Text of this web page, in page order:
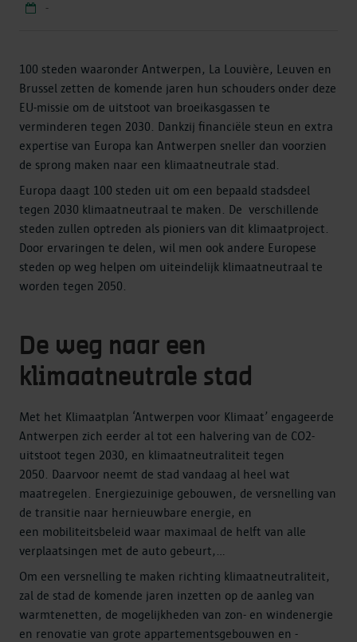
-
100 steden waaronder Antwerpen, La Louvière, Leuven en
Brussel zetten de komende jaren hun schouders onder deze
EU-missie om de uitstoot van broeikasgassen te
verminderen tegen 2030. Dankzij financiële steun en extra
expertise van Europa kan Antwerpen sneller dan voorzien
de sprong maken naar een klimaatneutrale stad.
Europa daagt 100 steden uit om een bepaald stadsdeel
tegen 2030 klimaatneutraal te maken. De verschillende
steden zullen optreden als pioniers van dit klimaatproject.
Door ervaringen te delen, wil men ook andere Europese
steden op weg helpen om uiteindelijk klimaatneutraal te
worden tegen 2050.
De weg naar een
klimaatneutrale stad
Met het Klimaatplan ‘Antwerpen voor Klimaat’ engageerde
Antwerpen zich eerder al tot een halvering van de CO2-
uitstoot tegen 2030, en klimaatneutraliteit tegen
2050. Daarvoor neemt de stad vandaag al heel wat
maatregelen. Energiezuinige gebouwen, de versnelling van
de transitie naar hernieuwbare energie, en
een mobiliteitsbeleid waar maximaal de helft van alle
verplaatsingen met de auto gebeurt,...
Om een versnelling te maken richting klimaatneutraliteit,
zal de stad de komende jaren inzetten op de aanleg van
warmtenetten, de mogelijkheden van zon- en windenergie
en renovatie van grote appartementsgebouwen en -